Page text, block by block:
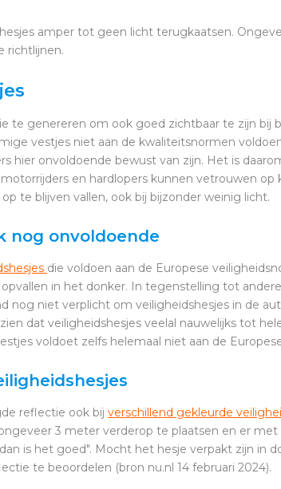
amper tot geen licht terugkaatsen.
richtlijnen.
te genereren om ook goed zichtbaar te zijn bij
vestjes niet aan de kwaliteitsnormen
hier onvoldoende bewust van zijn. Het is
en hardlopers kunnen vetrouwen op
te blijven vallen, ook bij bijzonder weinig licht.
nog onvoldoende
die voldoen aan de Europese
in het donker. In tegenstelling tot
nog niet verplicht om veiligheidshesjes in de
dat veiligheidshesjes veelal nauwelijks tot
voldoet zelfs helemaal niet aan de
reflectie ook bij verschillend gekleurde
3 meter verderop te plaatsen en er
is het goed". Mocht het hesje verpakt zijn in
te beoordelen (bron nu.nl 14 februari 2024).